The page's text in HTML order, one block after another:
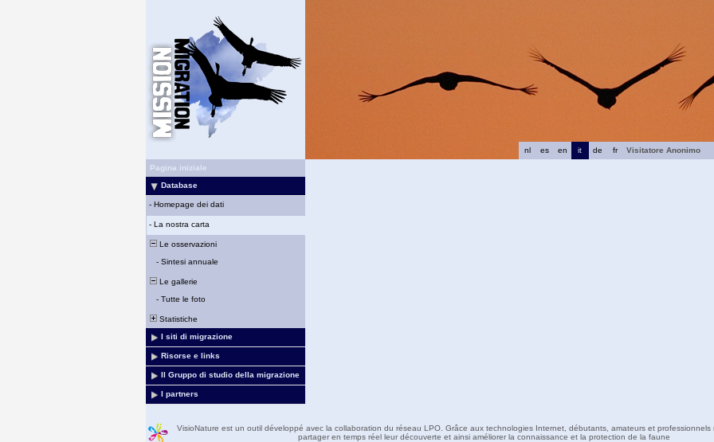
fr
de
it
en
es
nl
Visitatore Anonimo
Pagina iniziale
Database
- Homepage dei dati
- La nostra carta
Le osservazioni
- Sintesi annuale
Le gallerie
- Tutte le foto
Statistiche
I siti di migrazione
Risorse e links
Il Gruppo di studio della migrazione
I partners
VisioNature est un outil développé avec la collaboration du réseau LPO. Grâce aux technologies Internet, débutants, amateurs et professionnels
partager en temps réel leur découverte et ainsi améliorer la connaissance et la protection de la faune